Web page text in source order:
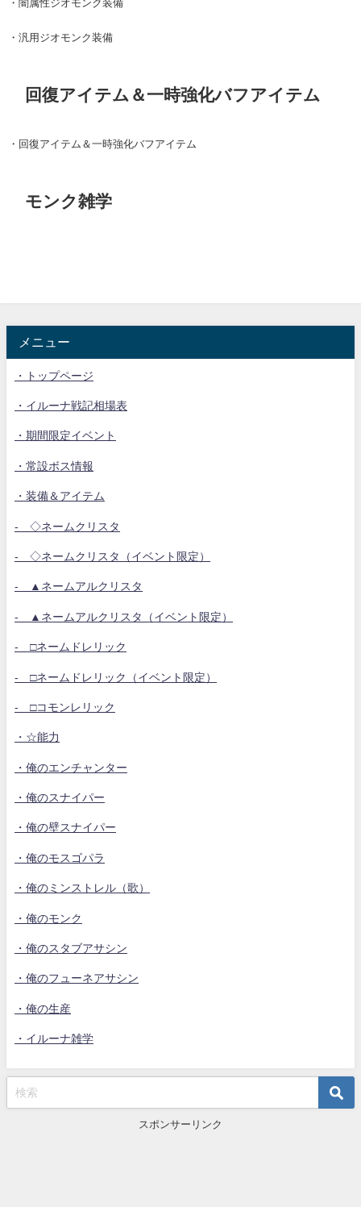
・闇属性ジオモンク装備
・汎用ジオモンク装備
回復アイテム＆一時強化バフアイテム
・回復アイテム＆一時強化バフアイテム
モンク雑学
メニュー
・トップページ
・イルーナ戦記相場表
・期間限定イベント
・常設ボス情報
・装備＆アイテム
- ◇ネームクリスタ
- ◇ネームクリスタ（イベント限定）
- ▲ネームアルクリスタ
- ▲ネームアルクリスタ（イベント限定）
- □ネームドレリック
- □ネームドレリック（イベント限定）
- □コモンレリック
・☆能力
・俺のエンチャンター
・俺のスナイパー
・俺の壁スナイパー
・俺のモスゴパラ
・俺のミンストレル（歌）
・俺のモンク
・俺のスタブアサシン
・俺のフューネアサシン
・俺の生産
・イルーナ雑学
スポンサーリンク